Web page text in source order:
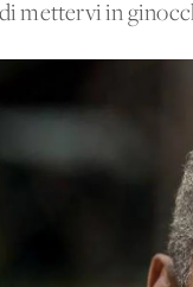
mettervi in